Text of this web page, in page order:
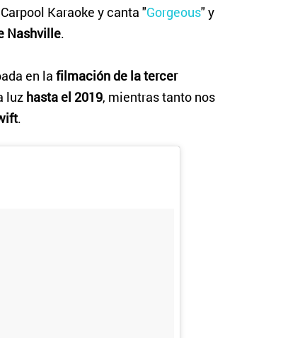
Karaoke y canta "Gorgeous" y
Nashville.
en la filmación de la tercer
luz hasta el 2019, mientras tanto nos
.